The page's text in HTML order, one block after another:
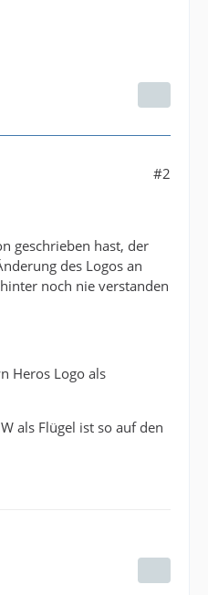
#2
geschrieben hast, der
des Logos an
noch nie verstanden
Heros Logo als
als Flügel ist so auf den